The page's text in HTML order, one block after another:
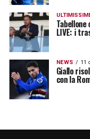
LIVE: i
NEWS 11
Giallo
con la